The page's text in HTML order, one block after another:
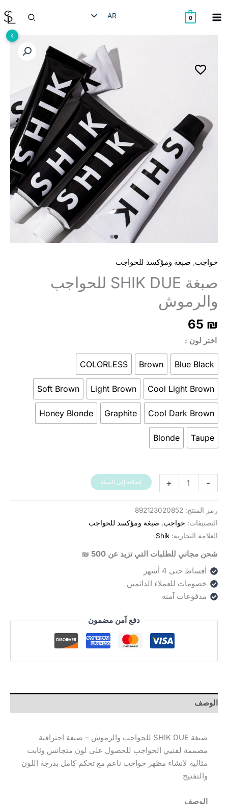
إلى
0
AR
EN
RU
البحث
حواجب, صبغة ومؤكسد للحواجب
صبغة SHIK DUE للحواجب
والرموش
65 ₪
اختر لون
Blue Black
Brown
COLORLESS
Cool Light Brown
Light Brown
Soft Brown
Cool Dark Brown
Graphite
Honey Blonde
Taupe
Blonde
-
צבע
SHIK
DUE
לגבות
+ إضافة إلى السلة
رمز المنتج: 892123020852
التصنيفات: حواجب, صبغة ومؤكسد للحواجب
العلامة التجارية: Shik
شحن مجاني للطلبات التي تزيد عن 500 ₪
أقساط حتى 4 أشهر
خصومات للعملاء الدائمين
مدفوعات آمنة
دفع آمن مضمون
الوصف
صبغة SHIK DUE للحواجب والرموش – صبغة احترافية
مصممة لفنيي الحواجب للحصول على لون متجانس وثابت
مثالية لإنشاء مظهر حواجب ناعم مع تحكم كامل بدرجة اللون
والتفتيح
الوصف